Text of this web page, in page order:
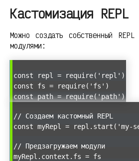
Кастомизация REPL
Можно создать собственный REPL
модулями:
const repl = require('repl')
const fs = require('fs')
const path = require('path')
// Создаем кастомный REPL
const myRepl = repl.start('my-
// Предзагружаем модули
myRepl.context.fs = fs